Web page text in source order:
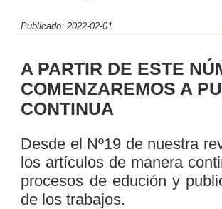
Publicado: 2022-02-01
A PARTIR DE ESTE
COMENZAREMOS A
CONTINUA
Desde el Nº19 de nuestra
los artículos de manera
procesos de edución y
de los trabajos.